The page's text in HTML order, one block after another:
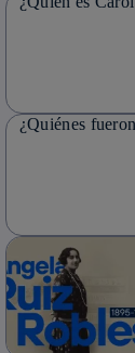
¿Quiénes